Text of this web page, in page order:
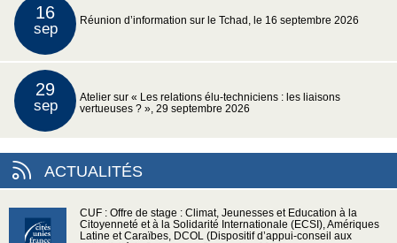
16
sep Réunion d’information sur le Tchad, le 16 septembre 2026
29
sep
Atelier sur « Les relations élu-techniciens : les liaisons
vertueuses ? », 29 septembre 2026
ACTUALITÉS
CUF : Offre de stage : Climat, Jeunesses et Education à la
Citoyenneté et à la Solidarité Internationale (ECSI), Amériques
Latine et Caraïbes, DCOL (Dispositif d’appui-conseil aux